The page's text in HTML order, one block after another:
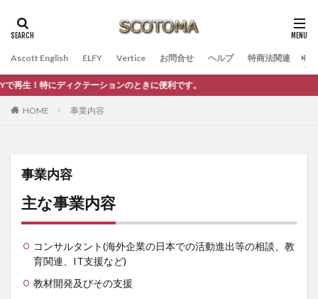
Ascott English ELFY Vertice お問合せ ヘルプ 特商法関連 そ
ディクテーションのときに便利です。
HOME 事業内容
事業内容
主な事業内容
コンサルタント(海外企業の日本での活動進出等の相談、教
育関連、IT支援など)
教材開発及びその支援